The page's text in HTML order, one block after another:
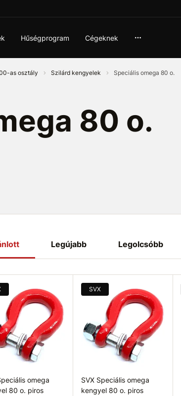
Hűségprogram Cégeknek
as osztály Szilárd kengyelek Speciális omega 80 o.
80 o.
Legújabb Legolcsóbb
omega
80 o. piros
SVX
SVX Speciális omega
kengyel 80 o. piros